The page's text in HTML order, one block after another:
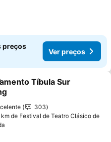
preços
Ver preços
aos favoritos
Tíbula Sur
303
de Festival de Teatro Clásico de